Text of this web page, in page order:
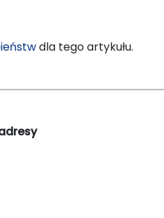
dla tego artykułu.